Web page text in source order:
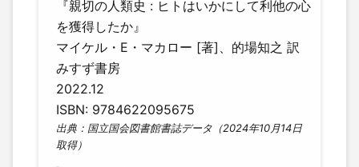
『親切の人類史 : ヒトはいかにして利他の心
を獲得したか』
マイケル・E・マカロー [著]、的場知之 訳
みすず書房
2022.12
ISBN: 9784622095675
出典：国立国会図書館書誌データ（2024年10月14日
取得）